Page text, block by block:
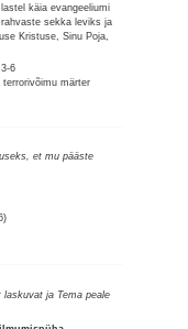
käia evangeeliumi
sekka leviks ja
Kristuse, Sinu Poja,
6
terrorivõimu märter
et mu pääste
ja Tema peale